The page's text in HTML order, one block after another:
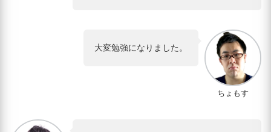
ちょもす
大変勉強になりました。